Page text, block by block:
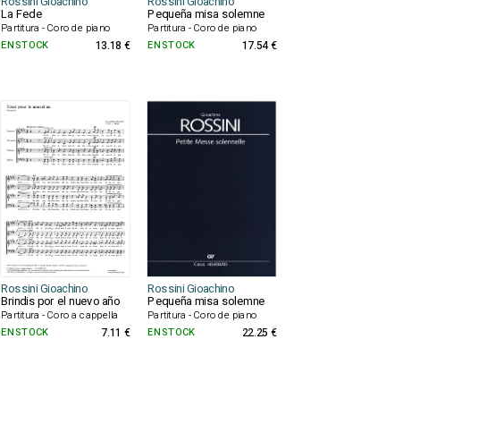
La Fede
Partitura - Coro de piano
Pequeña misa solemne
Partitura - Coro de piano
EN STOCK 13.18 € EN STOCK 17.54 €
Rossini Gioachino Rossini Gioachino
Brindis por el nuevo año
Partitura - Coro a cappella
Pequeña misa solemne
Partitura - Coro de piano
EN STOCK 7.11 € EN STOCK 22.25 €